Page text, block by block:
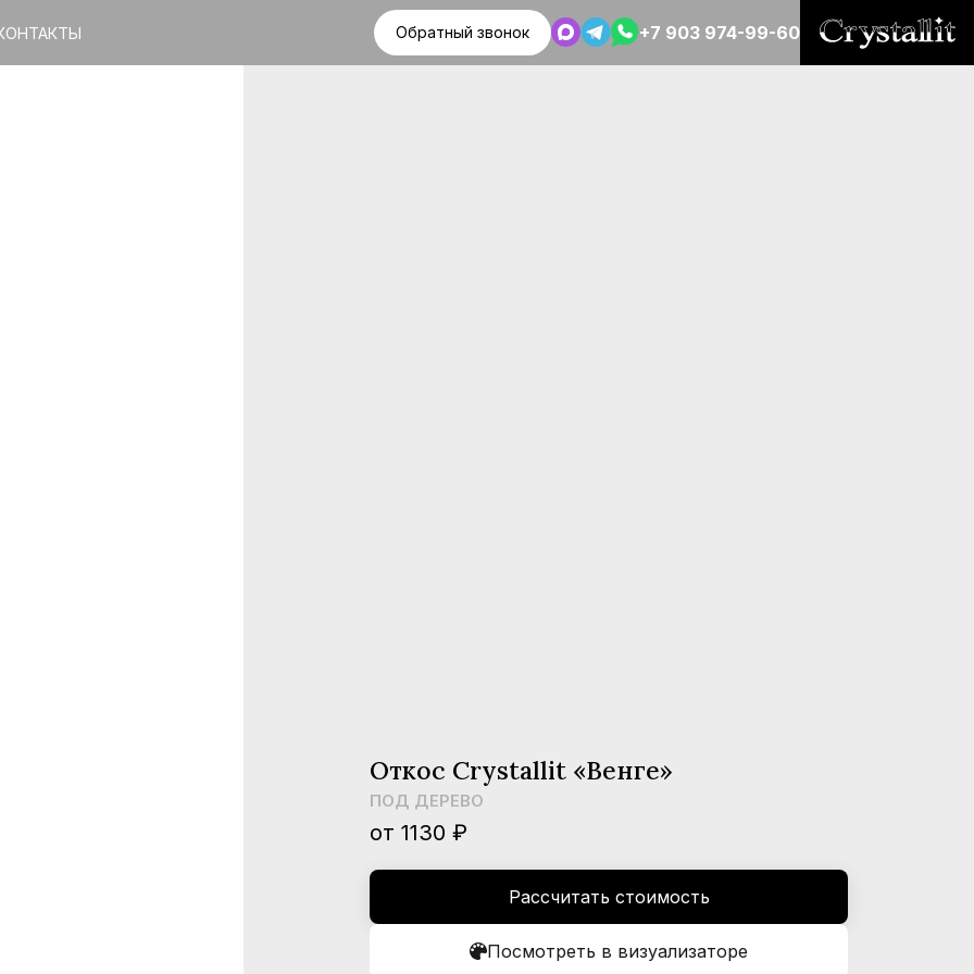
Обратный звонок +7 903 974-99-60
Откос Crystallit «Венге»
ПОД ДЕРЕВО
от 1130 ₽
Рассчитать стоимость
Посмотреть в визуализаторе